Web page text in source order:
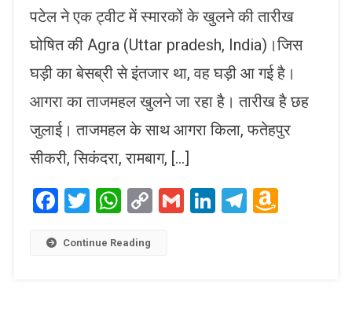
पटेल ने एक ट्वीट में स्मारकों के खुलने की तारीख
घोषित की Agra (Uttar pradesh, India)।जिस
घड़ी का बेसब्री से इंतजार था, वह घड़ी आ गई है।
आगरा का ताजमहल खुलने जा रहा है। तारीख है छह
जुलाई। ताजमहल के साथ आगरा किला, फतेहपुर
सीकरी, सिकंदरा, रामबाग, […]
Facebook
TwitterWhatsApp
CopyGmailLinkedIn
Telegram
Continue Reading